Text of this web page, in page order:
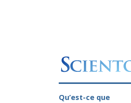
Qu’est-ce que